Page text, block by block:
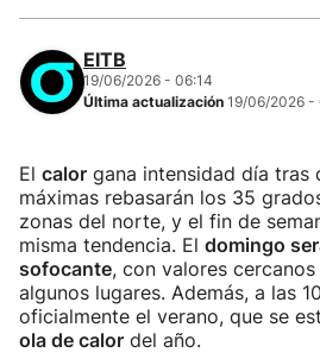
EITB
19/06/2026 - 06:14
Última actualización 19/06/2026 -
El calor gana intensidad día tras
máximas rebasarán los 35
zonas del norte, y el fin de
misma tendencia. El domingo
sofocante, con valores
algunos lugares. Además, a las
oficialmente el verano, que se
ola de calor del año.